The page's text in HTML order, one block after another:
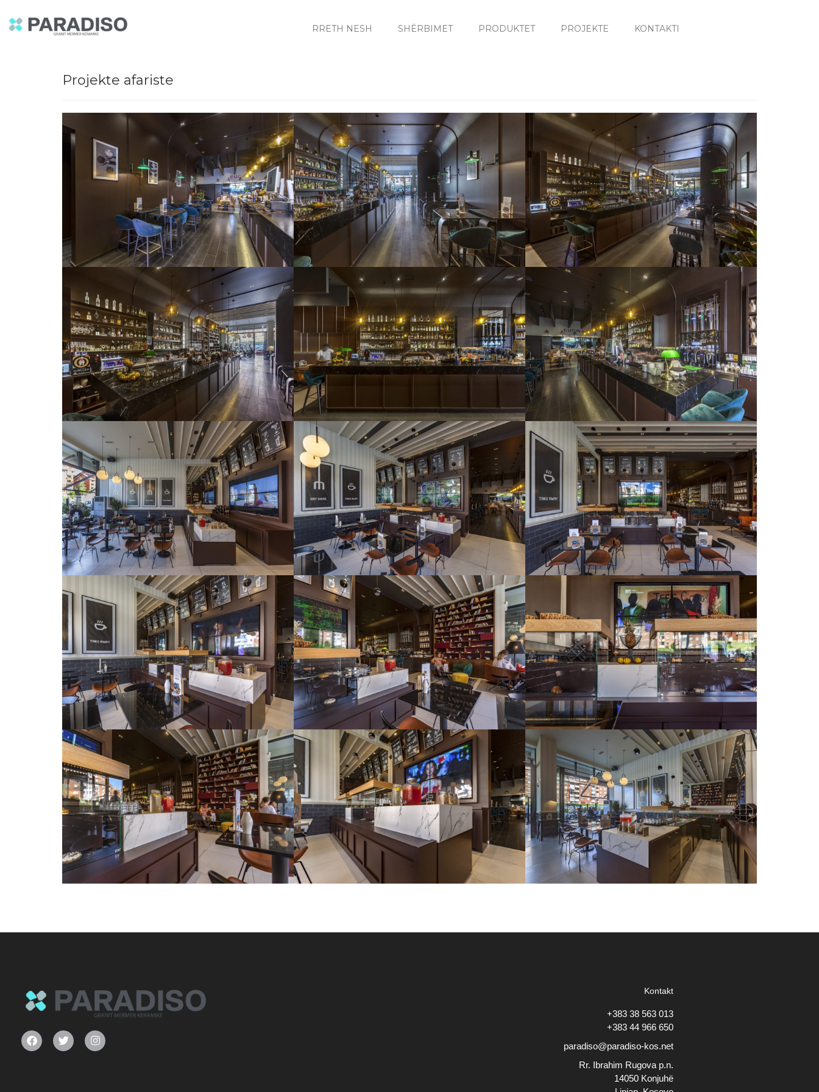
RRETH NESH SHËRBIMET PRODUKTET PROJEKTE KONTAKTI
Projekte afariste
Kontakt
+383 38 563 013
+383 44 966 650
paradiso@paradiso-kos.net
Rr. Ibrahim Rugova p.n.
14050 Konjuhë